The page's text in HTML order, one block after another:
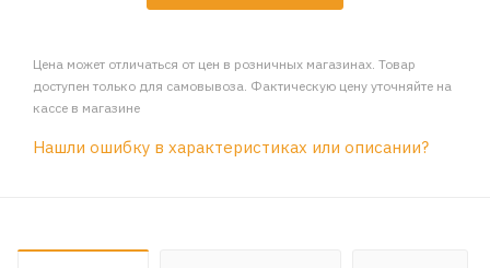
Цена может отличаться от цен в розничных магазинах. Товар
доступен только для самовывоза. Фактическую цену уточняйте на
кассе в магазине
Нашли ошибку в характеристиках или описании?